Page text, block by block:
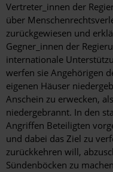
Vertreter_innen der
über
zurückgewiesen und
Gegner_innen der
internationale
werfen sie Angehörigen
eigenen Häuser
Anschein zu erwecken,
niedergebrannt. In den
Angriffen Beteiligten
und dabei das Ziel zu
zurückkehren will,
Sündenböcken zu